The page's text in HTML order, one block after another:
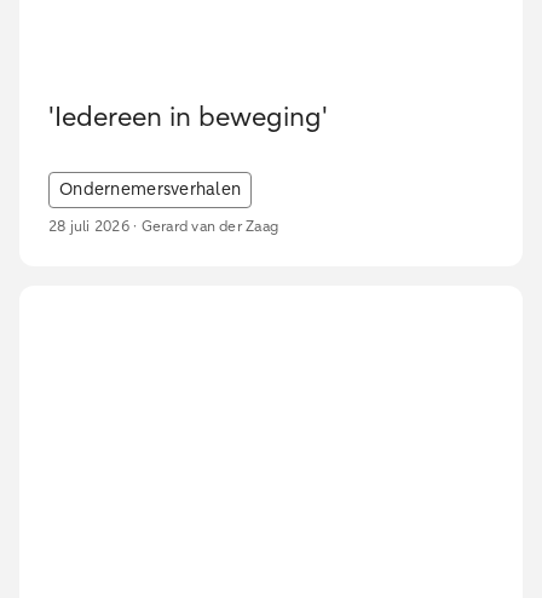
'Iedereen in beweging'
Ondernemersverhalen
28 juli 2026 · Gerard van der Zaag